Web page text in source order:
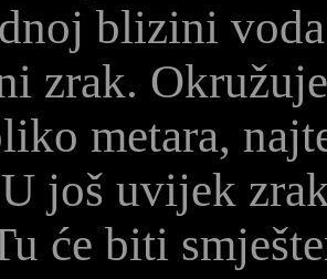
blizini
zrak.
metara,
još uvijek
će biti